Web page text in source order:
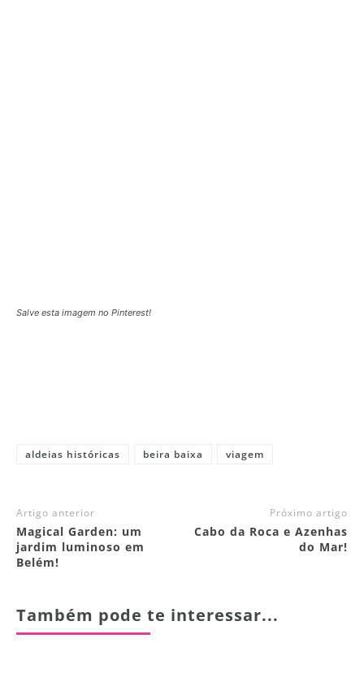
Salve esta imagem no Pinterest!
aldeias históricas beira baixa viagem
Artigo anterior
Magical Garden: um
jardim luminoso em
Belém!
Próximo artigo
Cabo da Roca e Azenhas
do Mar!
Também pode te interessar...